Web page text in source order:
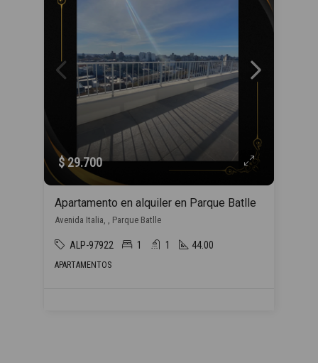
$ 29.700
Apartamento en alquiler en Parque Batlle
Avenida Italia, , Parque Batlle
ALP-97922 1 1 44.00
APARTAMENTOS